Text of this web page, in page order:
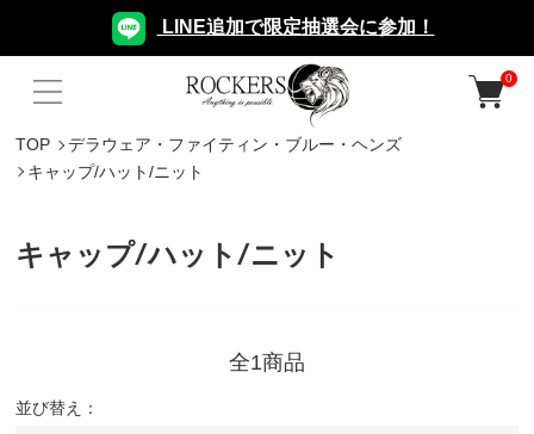
LINE追加で限定抽選会に参加！
0
TOP
デラウェア・ファイティン・ブルー・ヘンズ
キャップ/ハット/ニット
キャップ/ハット/ニット
全1商品
並び替え：